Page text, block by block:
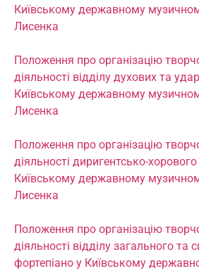
Київському державному
Лисенка
Положення про організацію
діяльності відділу духових та
Київському державному
Лисенка
Положення про організацію
діяльності диригентсько-хорового
Київському державному
Лисенка
Положення про організацію
діяльності відділу загального та
фортепіано у Київському